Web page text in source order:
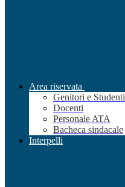
Area riservata
Genitori e Studenti
Docenti
Personale ATA
Bacheca sindacale
Interpelli